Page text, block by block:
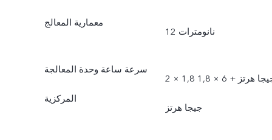
معمارية المعالج
12 نانومترات
سرعة ساعة وحدة المعالجة
المركزية
2 × 1,8 جيجا هرتز + 6 × 1,8
جيجا هرتز